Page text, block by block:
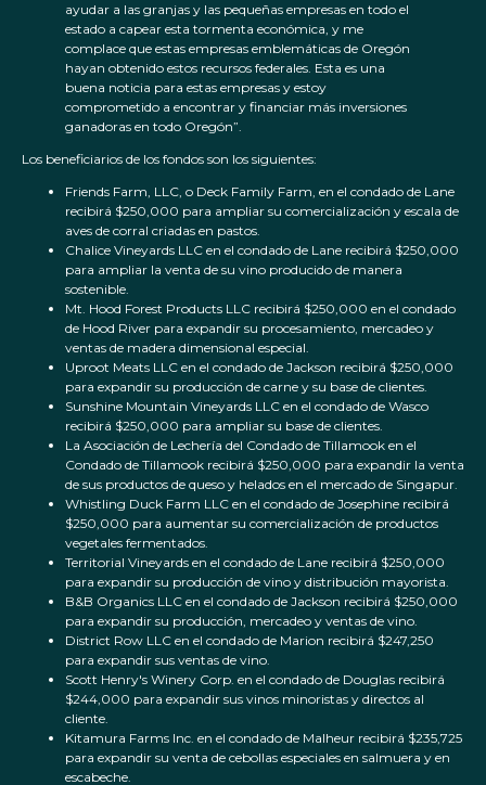
ayudar a las granjas y las pequeñas empresas en todo el
estado a capear esta tormenta económica, y me
complace que estas empresas emblemáticas de Oregón
hayan obtenido estos recursos federales. Esta es una
buena noticia para estas empresas y estoy
comprometido a encontrar y financiar más inversiones
ganadoras en todo Oregón”.
Los beneficiarios de los fondos son los siguientes:
Friends Farm, LLC, o Deck Family Farm, en el condado de Lane
recibirá $250,000 para ampliar su comercialización y escala de
aves de corral criadas en pastos.
Chalice Vineyards LLC en el condado de Lane recibirá $250,000
para ampliar la venta de su vino producido de manera
sostenible.
Mt. Hood Forest Products LLC recibirá $250,000 en el condado
de Hood River para expandir su procesamiento, mercadeo y
ventas de madera dimensional especial.
Uproot Meats LLC en el condado de Jackson recibirá $250,000
para expandir su producción de carne y su base de clientes.
Sunshine Mountain Vineyards LLC en el condado de Wasco
recibirá $250,000 para ampliar su base de clientes.
La Asociación de Lechería del Condado de Tillamook en el
Condado de Tillamook recibirá $250,000 para expandir la venta
de sus productos de queso y helados en el mercado de Singapur.
Whistling Duck Farm LLC en el condado de Josephine recibirá
$250,000 para aumentar su comercialización de productos
vegetales fermentados.
Territorial Vineyards en el condado de Lane recibirá $250,000
para expandir su producción de vino y distribución mayorista.
B&B Organics LLC en el condado de Jackson recibirá $250,000
para expandir su producción, mercadeo y ventas de vino.
District Row LLC en el condado de Marion recibirá $247,250
para expandir sus ventas de vino.
Scott Henry's Winery Corp. en el condado de Douglas recibirá
$244,000 para expandir sus vinos minoristas y directos al
cliente.
Kitamura Farms Inc. en el condado de Malheur recibirá $235,725
para expandir su venta de cebollas especiales en salmuera y en
escabeche.